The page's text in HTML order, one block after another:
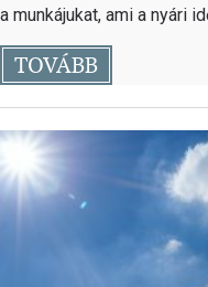
a munkájukat, ami a nyári
TOVÁBB